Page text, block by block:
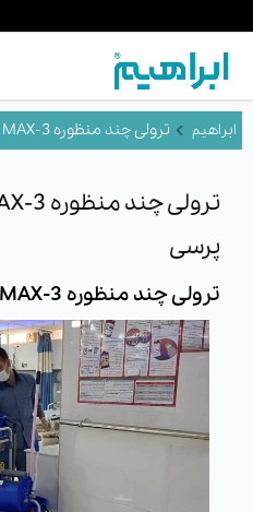
ترولی چند منظوره MAX-3 با آبگیر رولی و پرسی
پرسی
ترولی چند منظوره MAX-3 جهت امور نظافتی